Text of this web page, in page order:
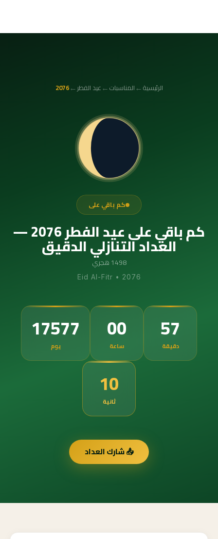
الرئيسية←المناسبات←عيد الفطر ←
2076
كم باقي على
كم باقي على عيد الفطر 2076 —
العداد التنازلي الدقيق
1498 هجري
Eid Al-Fitr • 2076
17577
يوم
00
ساعة
57
دقيقة
09
ثانية
📤 شارك العداد